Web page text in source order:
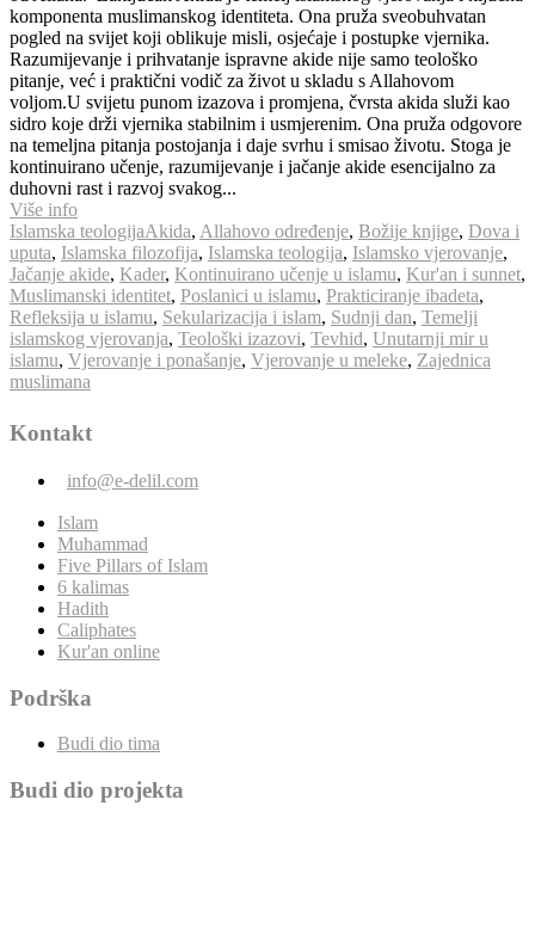
komponenta muslimanskog identiteta. Ona pruža sveobuhvatan
pogled na svijet koji oblikuje misli, osjećaje i postupke vjernika.
Razumijevanje i prihvatanje ispravne akide nije samo teološko
pitanje, već i praktični vodič za život u skladu s Allahovom
voljom.U svijetu punom izazova i promjena, čvrsta akida služi kao
sidro koje drži vjernika stabilnim i usmjerenim. Ona pruža odgovore
na temeljna pitanja postojanja i daje svrhu i smisao životu. Stoga je
kontinuirano učenje, razumijevanje i jačanje akide esencijalno za
duhovni rast i razvoj svakog...
Više info
Islamska teologijaAkida, Allahovo određenje, Božije knjige, Dova i
uputa, Islamska filozofija, Islamska teologija, Islamsko vjerovanje,
Jačanje akide, Kader, Kontinuirano učenje u islamu, Kur'an i sunnet,
Muslimanski identitet, Poslanici u islamu, Prakticiranje ibadeta,
Refleksija u islamu, Sekularizacija i islam, Sudnji dan, Temelji
islamskog vjerovanja, Teološki izazovi, Tevhid, Unutarnji mir u
islamu, Vjerovanje i ponašanje, Vjerovanje u meleke, Zajednica
muslimana
Kontakt
info@e-delil.com
Islam
Muhammad
Five Pillars of Islam
6 kalimas
Hadith
Caliphates
Kur'an online
Podrška
Budi dio tima
Budi dio projekta